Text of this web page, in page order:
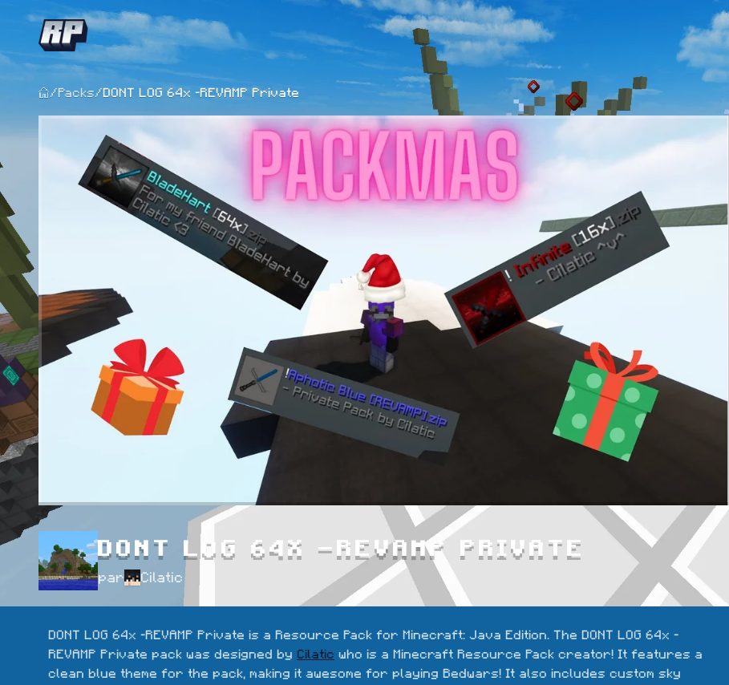
/ Packs/ DONT LOG 64x -REVAMP Private
DONT LOG 64X -REVAMP PRIVATE
par Cilatic
DONT LOG 64x -REVAMP Private is a Resource Pack for Minecraft: Java Edition. The DONT LOG 64x -
REVAMP Private pack was designed by Cilatic who is a Minecraft Resource Pack creator! It features a
clean blue theme for the pack, making it awesome for playing Bedwars! It also includes custom sky